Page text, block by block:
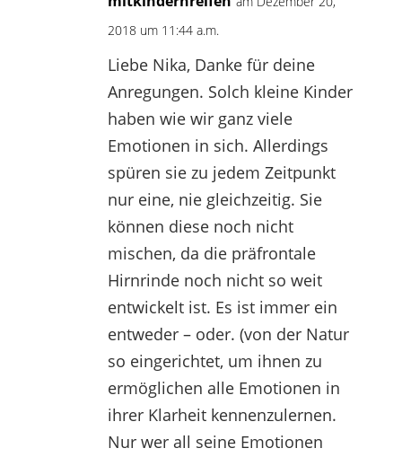
2018 um 11:44 a.m.
Liebe Nika, Danke für deine
Anregungen. Solch kleine Kinder
haben wie wir ganz viele
Emotionen in sich. Allerdings
spüren sie zu jedem Zeitpunkt
nur eine, nie gleichzeitig. Sie
können diese noch nicht
mischen, da die präfrontale
Hirnrinde noch nicht so weit
entwickelt ist. Es ist immer ein
entweder – oder. (von der Natur
so eingerichtet, um ihnen zu
ermöglichen alle Emotionen in
ihrer Klarheit kennenzulernen.
Nur wer all seine Emotionen